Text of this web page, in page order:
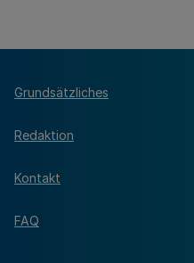
Grundsätzliches
Redaktion
Kontakt
FAQ